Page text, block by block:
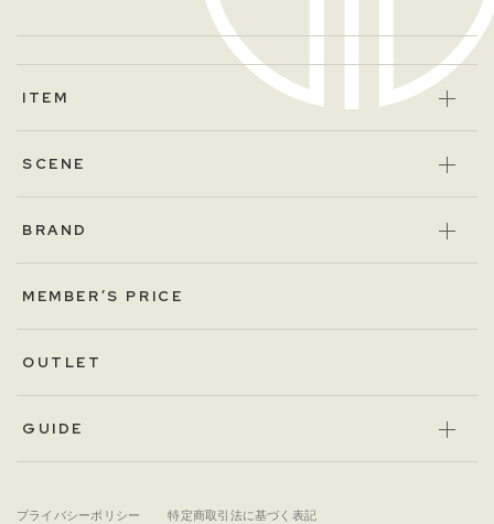
ITEM
SCENE
BRAND
MEMBER’S PRICE
OUTLET
GUIDE
プライバシーポリシー 特定商取引法に基づく表記